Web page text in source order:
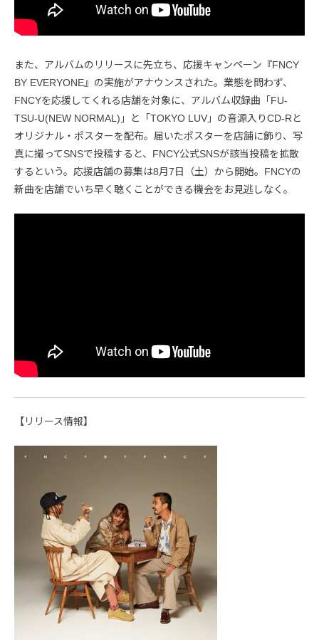
また、アルバムのリリースに先立ち、応援キャンペーン『FNCY
BY EVERYONE』の実施がアナウンスされた。業態を問わず、
FNCYを応援してくれる店舗を対象に、アルバム収録曲「FU-
TSU-U(NEW NORMAL)」と「TOKYO LUV」の音源入りCD-Rと
オリジナル・ポスターを配布。届いたポスターを店舗に飾り、写
真に撮ってSNSで投稿すると、FNCY公式SNSが該当投稿を拡散
するという。応援店舗の募集は8月7日（土）から開始。FNCYの
新曲を店舗でいち早く聴くことができる機会をお見逃しなく。
【リリース情報】